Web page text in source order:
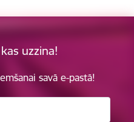
uzzina!
savā e-pastā!